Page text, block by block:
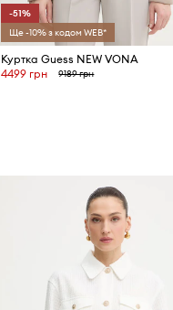
-51%
Ще -10% з кодом WEB*
Куртка Guess NEW VONA
4499 грн
9189 грн